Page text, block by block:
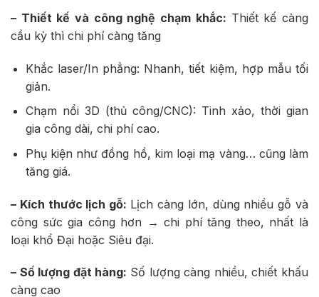
– Thiết kế và công nghệ chạm khắc: Thiết kế càng
cầu kỳ thì chi phí càng tăng
Khắc laser/In phẳng: Nhanh, tiết kiệm, hợp mẫu tối
giản.
Chạm nổi 3D (thủ công/CNC): Tinh xảo, thời gian
gia công dài, chi phí cao.
Phụ kiện như đồng hồ, kim loại mạ vàng… cũng làm
tăng giá.
– Kích thước lịch gỗ: Lịch càng lớn, dùng nhiều gỗ và
công sức gia công hơn → chi phí tăng theo, nhất là
loại khổ Đại hoặc Siêu đại.
– Số lượng đặt hàng: Số lượng càng nhiều, chiết khấu
càng cao